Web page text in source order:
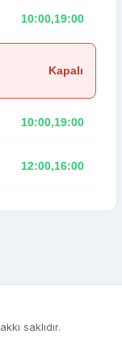
10:00,19:00
Kapalı
10:00,19:00
12:00,16:00
saklıdır.